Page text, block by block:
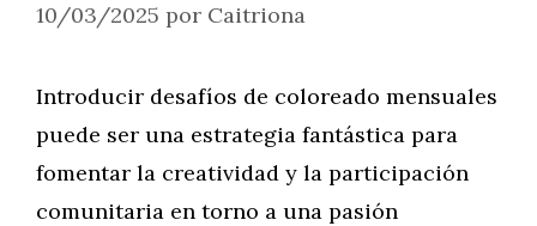
10/03/2025 por Caitriona
Introducir desafíos de coloreado mensuales
puede ser una estrategia fantástica para
fomentar la creatividad y la participación
comunitaria en torno a una pasión